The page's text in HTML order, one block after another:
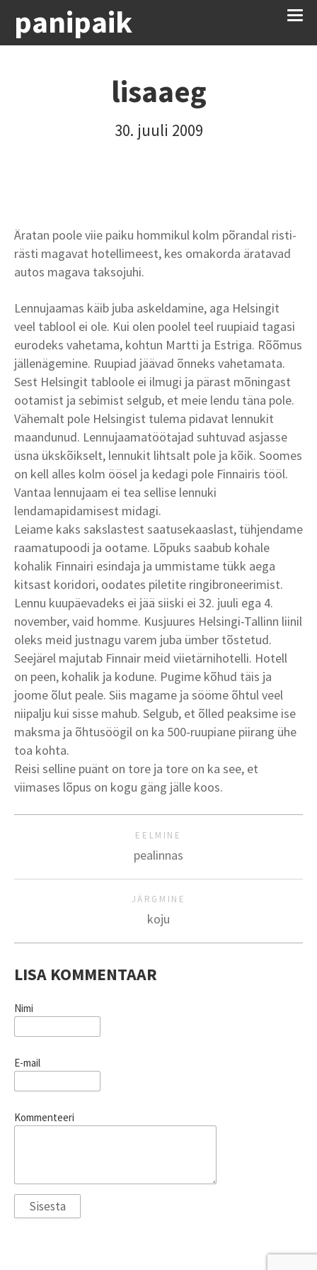
panipaik
lisaaeg
30. juuli 2009
Äratan poole viie paiku hommikul kolm põrandal risti-
rästi magavat hotellimeest, kes omakorda äratavad
autos magava taksojuhi.
Lennujaamas käib juba askeldamine, aga Helsingit
veel tablool ei ole. Kui olen poolel teel ruupiaid tagasi
eurodeks vahetama, kohtun Martti ja Estriga. Rõõmus
jällenägemine. Ruupiad jäävad õnneks vahetamata.
Sest Helsingit tabloole ei ilmugi ja pärast mõningast
ootamist ja sebimist selgub, et meie lendu täna pole.
Vähemalt pole Helsingist tulema pidavat lennukit
maandunud. Lennujaamatöötajad suhtuvad asjasse
üsna ükskõikselt, lennukit lihtsalt pole ja kõik. Soomes
on kell alles kolm öösel ja kedagi pole Finnairis tööl.
Vantaa lennujaam ei tea sellise lennuki
lendamapidamisest midagi.
Leiame kaks sakslastest saatusekaaslast, tühjendame
raamatupoodi ja ootame. Lõpuks saabub kohale
kohalik Finnairi esindaja ja ummistame tükk aega
kitsast koridori, oodates piletite ringibroneerimist.
Lennu kuupäevadeks ei jää siiski ei 32. juuli ega 4.
november, vaid homme. Kusjuures Helsingi-Tallinn liinil
oleks meid justnagu varem juba ümber tõstetud.
Seejärel majutab Finnair meid viietärnihotelli. Hotell
on peen, kohalik ja kodune. Pugime kõhud täis ja
joome õlut peale. Siis magame ja sööme õhtul veel
niipalju kui sisse mahub. Selgub, et õlled peaksime ise
maksma ja õhtusöögil on ka 500-ruupiane piirang ühe
toa kohta.
Reisi selline puänt on tore ja tore on ka see, et
viimases lõpus on kogu gäng jälle koos.
EELMINE
pealinnas
JÄRGMINE
koju
LISA KOMMENTAAR
Nimi
E-mail
Kommenteeri